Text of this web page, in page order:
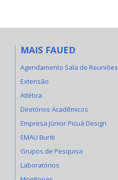
MAIS FAUED
Agendamento Sala de Reuniões
Extensão
Atlética
Diretórios Acadêmicos
Empresa Júnior Picuá Design
EMAU Buriti
Grupos de Pesquisa
Laboratórios